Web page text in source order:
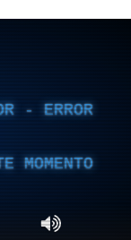
- ERROR
MOMENTO